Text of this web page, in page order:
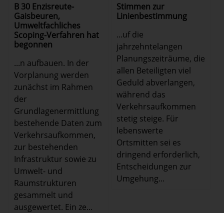
B 30 Enzisreute-
Gaisbeuren,
Umweltfachliches
Scoping-Verfahren hat
begonnen
...n aufbauen. In der
Vorplanung werden
zunächst im Rahmen
der
Grundlagenermittlung
bestehende Daten zum
Verkehrsaufkommen,
zur bestehenden
Infrastruktur sowie zu
Umwelt- und
Raumstrukturen
gesammelt und
ausgewertet. Ein ze...
Stimmen zur
Linienbestimmung
...uf die
jahrzehntelangen
Planungszeiträume, die
allen Beteiligten viel
Geduld abverlangen,
während das
Verkehrsaufkommen
stetig steige. Für
lebenswerte
Ortsmitten sei es
dringend erforderlich,
Entscheidungen zur
Umgehung...